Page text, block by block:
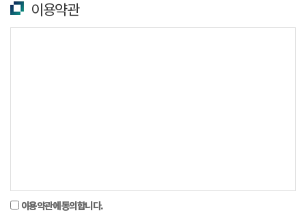
이용약관
이용약관에 동의합니다.